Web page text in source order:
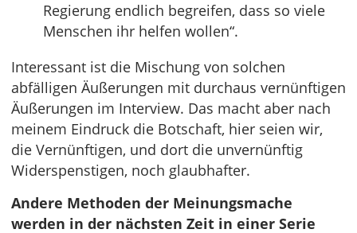
Regierung endlich begreifen, dass so viele
Menschen ihr helfen wollen“.
Interessant ist die Mischung von solchen
abfälligen Äußerungen mit durchaus vernünftigen
Äußerungen im Interview. Das macht aber nach
meinem Eindruck die Botschaft, hier seien wir,
die Vernünftigen, und dort die unvernünftig
Widerspenstigen, noch glaubhafter.
Andere Methoden der Meinungsmache
werden in der nächsten Zeit in einer Serie